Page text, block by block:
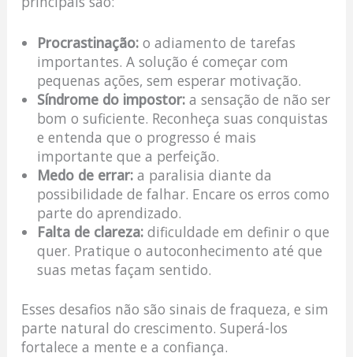
Procrastinação:o adiamento de tarefas
importantes. A solução é começar com
pequenas ações, sem esperar motivação.
Síndrome do impostor:a sensação de não ser
bom o suficiente. Reconheça suas conquistas
e entenda que o progresso é mais
importante que a perfeição.
Medo de errar:a paralisia diante da
possibilidade de falhar. Encare os erros como
parte do aprendizado.
Falta de clareza:dificuldade em definir o que
quer. Pratique o autoconhecimento até que
suas metas façam sentido.
Esses desafios não são sinais de fraqueza, e sim
parte natural do crescimento. Superá-los
fortalece a mente e a confiança.